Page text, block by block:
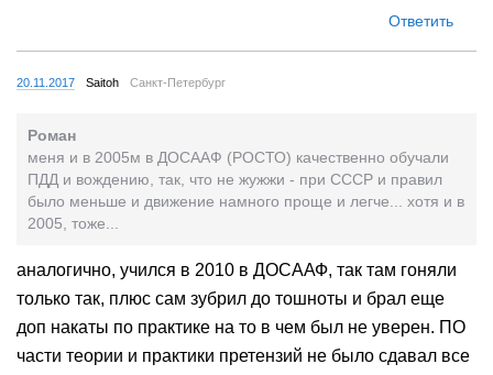
Ответить
20.11.2017 Saitoh Санкт-Петербург
Роман
меня и в 2005м в ДОСААФ (РОСТО) качественно обучали
ПДД и вождению, так, что не жужжи - при СССР и правил
было меньше и движение намного проще и легче... хотя и в
2005, тоже...
аналогично, учился в 2010 в ДОСААФ, так там гоняли
только так, плюс сам зубрил до тошноты и брал еще
доп накаты по практике на то в чем был не уверен. ПО
части теории и практики претензий не было сдавал все